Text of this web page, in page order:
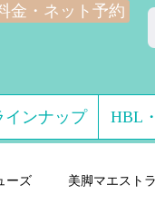
金・ネット予約
インナップ HBL
ーズ 美脚マエスト